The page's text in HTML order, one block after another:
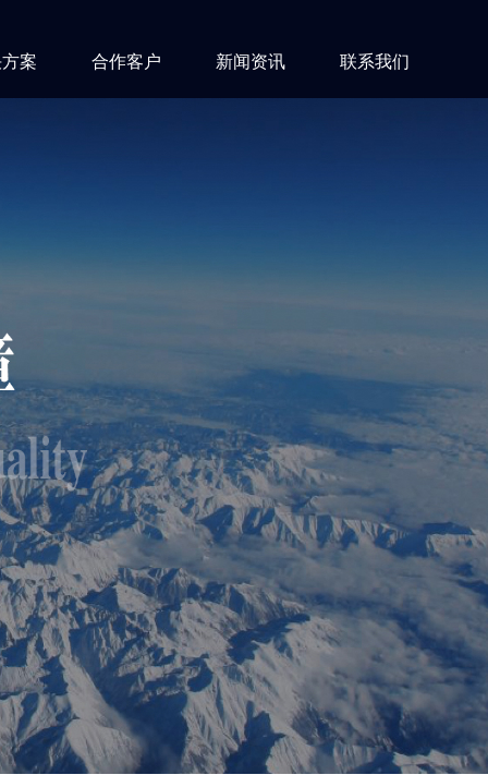
案 合作客户 新闻资讯 联系我们